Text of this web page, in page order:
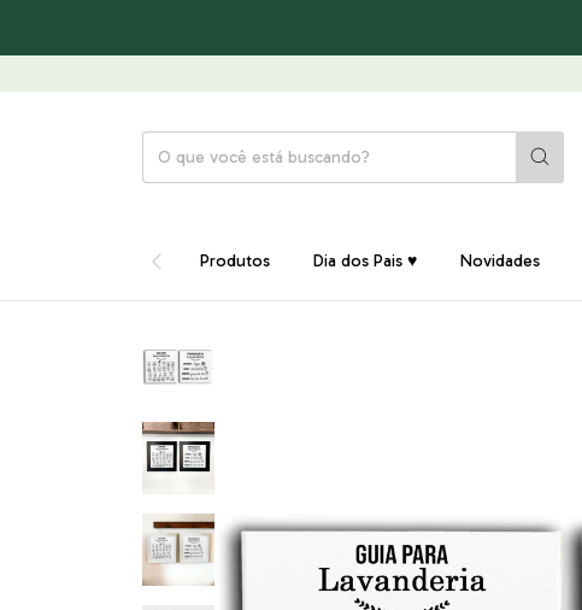
Produtos Dia dos Pais ♥ Novidades